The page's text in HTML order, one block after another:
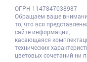
ОГРН 1147847038987
Обращаем ваше
то, что вся
сайте информация,
касающаяся
технических
цветовых сочетаний ни